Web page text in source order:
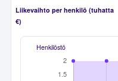
Liikevaihto per henkilö (tuhatta
€)
Henkilöstö